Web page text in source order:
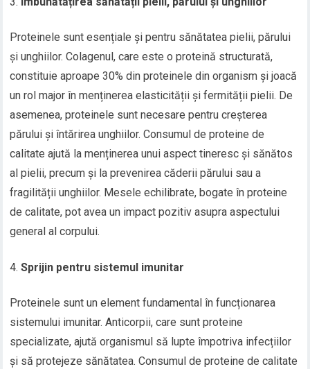
Proteinele sunt esențiale și pentru sănătatea pielii, părului
și unghiilor. Colagenul, care este o proteină structurată,
constituie aproape 30% din proteinele din organism și joacă
un rol major în menținerea elasticității și fermității pielii. De
asemenea, proteinele sunt necesare pentru creșterea
părului și întărirea unghiilor. Consumul de proteine de
calitate ajută la menținerea unui aspect tineresc și sănătos
al pielii, precum și la prevenirea căderii părului sau a
fragilității unghiilor. Mesele echilibrate, bogate în proteine
de calitate, pot avea un impact pozitiv asupra aspectului
general al corpului.
Sprijin pentru sistemul imunitar
Proteinele sunt un element fundamental în funcționarea
sistemului imunitar. Anticorpii, care sunt proteine
specializate, ajută organismul să lupte împotriva infecțiilor
și să protejeze sănătatea. Consumul de proteine de calitate